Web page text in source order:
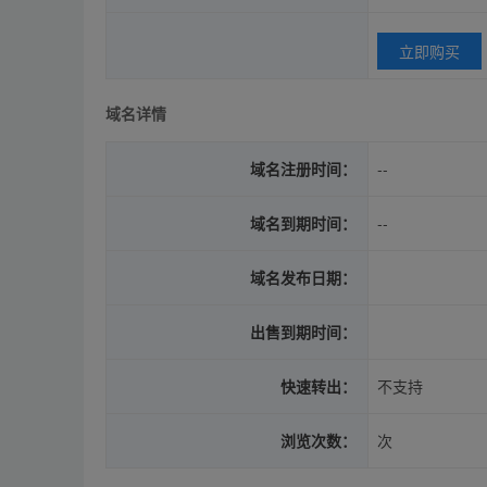
立即购买
域名详情
域名注册时间： --
域名到期时间： --
域名发布日期：
出售到期时间：
快速转出： 不支持
浏览次数： 次